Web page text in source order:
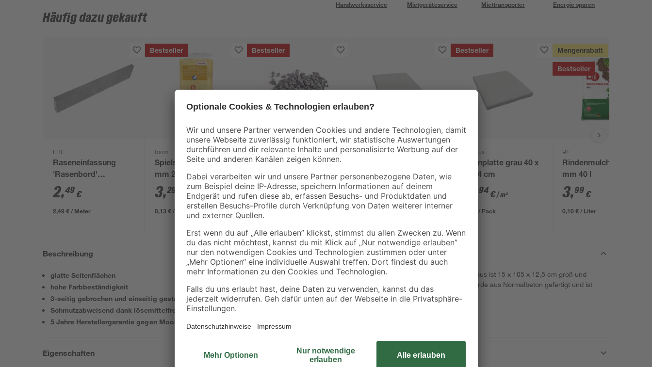
Handwerksservice Mietgeräteservice Miettransporter Energie sparen
Häufig dazu gekauft
EHL
Raseneinfassung
'Rasenbord'
beidseitig abgerundet
5 x 25 x 100 cm grau
2,49 €
2,49 € / Meter
Bestseller
toom
Spielsand beige 0-2
mm 25 kg
3,29
0,13 € / Kilogramm
Bestseller
toom
Basaltsplitt anthrazit
2/5 mm 25 kg
6,99 €
0,28 € / Kilogramm
Diephaus
50 x 4 cm
14,36 €/ m²
3,59 € / Pack
Bestseller
Diephaus
Betonplatte grau 40 x
40 x 4 cm
94 €/ m²
2,39 € / Pack
Mengenrabatt
Bestseller
B1
Rindenmulch 0-40
mm 40 l
3,99 €
0,10 € / Liter
Beschreibung
glatte Seitenflächen
hohe Farbbeständigkeit
3-seitig gebrochen und einseitig gestrahlt
Schmutzabweisend dank lösemittelfreier Beschichtung
5 Jahre Herstellergarantie gegen Moosanhaftung bei regelmäßiger Pflege
Die Palisade aus der Serie 'T-Gravity' von Diephaus ist 15 x 105 x 12,5 cm groß und
besticht durch ihre weiß-schwarze Optik. Sie wurde aus Normalbeton gefertigt und ist
deswegen besonders stabil und langlebig.
Eigenschaften